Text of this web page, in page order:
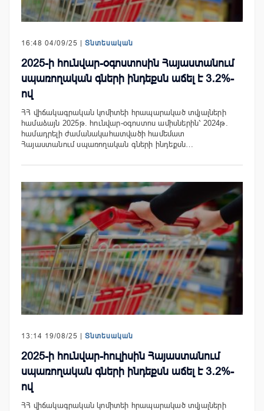
16:48 04/09/25 | Տնտեսական
2025-ի հունվար-օգոստոսին Հայաստանում
սպառողական գների ինդեքսն աճել է 3․2%-
ով
ՀՀ վիճակագրական կոմիտեի հրապարակած տվյալների
համաձայն 2025թ. հունվար-օգոստոս ամիսներին՝ 2024թ.
համադրելի ժամանակահատվածի համեմատ
Հայաստանում սպառողական գների ինդեքսն…
13:14 19/08/25 | Տնտեսական
2025-ի հունվար-հուլիսին Հայաստանում
սպառողական գների ինդեքսն աճել է 3․2%-
ով
ՀՀ վիճակագրական կոմիտեի հրապարակած տվյալների